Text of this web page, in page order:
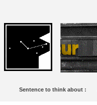
Sentence to think about :